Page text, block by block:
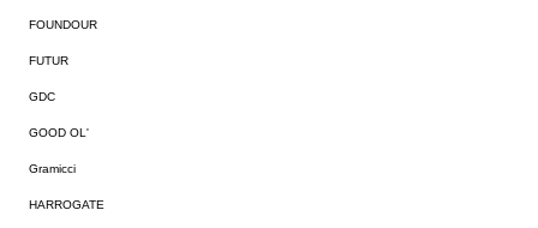
FOUNDOUR
FUTUR
GDC
GOOD OL'
Gramicci
HARROGATE